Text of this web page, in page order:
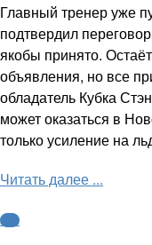
Главный тренер уже
подтвердил
якобы принято.
объявления, но все
обладатель Кубка
может оказаться в
только усиление на
Читать далее ...
КХЛ